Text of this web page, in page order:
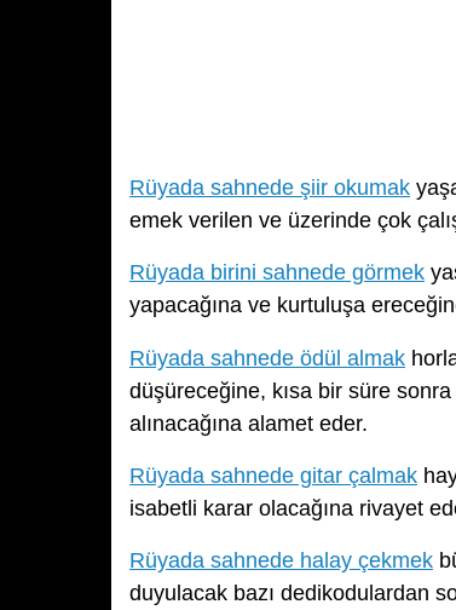
Rüyada sahnede şiir okumak
emek verilen ve üzerinde çok
Rüyada birini sahnede görmek
yapacağına ve kurtuluşa
Rüyada sahnede ödül almak
düşüreceğine, kısa bir süre
alınacağına alamet eder.
Rüyada sahnede gitar çalmak
isabetli karar olacağına rivayet
Rüyada sahnede halay çekmek
duyulacak bazı dedikodulardan